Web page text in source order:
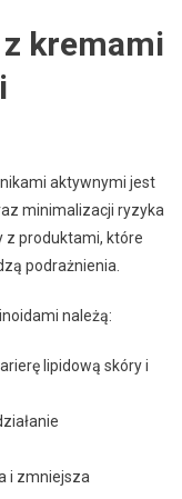
kremami
aktywnymi jest
minimalizacji ryzyka
z produktami, które
podrażnienia.
należą:
lipidową skóry i
i zmniejsza